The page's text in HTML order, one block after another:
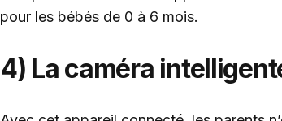
pour les bébés de 0 à 6 mois.
4) La caméra